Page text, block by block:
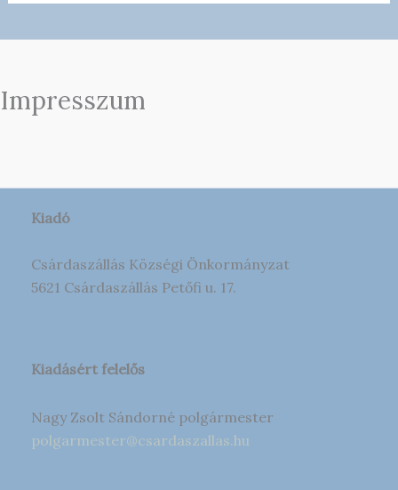
Impresszum
Kiadó
Csárdaszállás Községi Önkormányzat
5621 Csárdaszállás Petőfi u. 17.
Kiadásért felelős
Nagy Zsolt Sándorné polgármester
polgarmester@csardaszallas.hu